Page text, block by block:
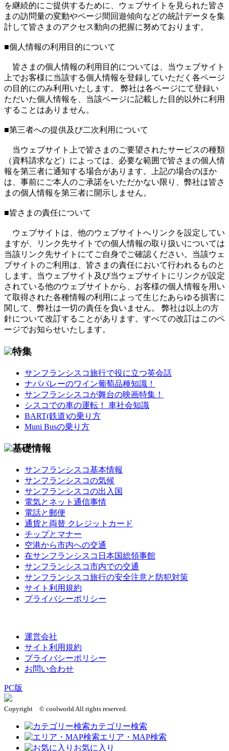
を継続的にご提供するために、ウェブサイトを見られた皆さ
まの訪問量の変動やページ間回遊傾向などの統計データを集
計して皆さまのアクセス動向の把握に努めております。
■個人情報の利用目的について
皆さまの個人情報の利用目的については、当ウェブサイト
上でお客様に当該する個人情報を登録していただく各ページ
の目的にのみ利用いたします。 弊社は各ページにて登録い
ただいた個人情報を、当該ページに記載した目的以外に利用
することはありません。
■第三者への提供及び二次利用について
当ウェブサイト上で皆さまのご要望されたサービスの種類
（資料請求など）によっては、必要な範囲で皆さまの個人情
報を第三者に通知する場合があります。上記の場合のほか
は、事前にご本人のご承諾をいただかない限り、弊社は皆さ
まの個人情報を第三者に開示しません。
■皆さまの責任について
ウェブサイトは、他のウェブサイトへリンクを設定してい
ますが、リンク先サイトでの個人情報の取り扱いについては
当該リンク先サイトにてご自身でご確認ください。当該ウェ
ブサイトのご利用は、皆さまの責任において行われるものと
します。当ウェブサイト及び当ウェブサイトにリンクが設定
されている他のウェブサイトから、お客様の個人情報を用い
て取得された各種情報の利用によって生じたあらゆる損害に
関して、弊社は一切の責任を負いません。 弊社は以上の方
針について改訂することがあります。すべての改訂はこのペ
ージでお知らせいたします。
特集
サンフランシスコ旅行で役に立つ英会話
ナパバレーのワイン葡萄品種知識！
サンフランシスコが舞台の映画特集！
シスコでの車の運転！ 車社会知識
BART(鉄道)の乗り方
Muni Busの乗り方
基礎情報
サンフランシスコ基本情報
サンフランシスコの気候
サンフランシスコの出入国
電気とネット通信事情
電話と郵便
通貨と両替 クレジットカード
チップとマナー
空港から市内への交通
在サンフランシスコ日本国総領事館
サンフランシスコ市内での交通
サンフランシスコ旅行の安全注意と防犯対策
サイト利用規約
プライバシーポリシー
運営会社
サイト利用規約
プライバシーポリシー
お問い合わせ
PC版
Copyright © coolworld All rights reserved.
カテゴリー検索
エリア・MAP検索
お気に入り